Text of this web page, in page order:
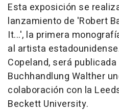
Esta exposición se
lanzamiento de 'Robert
It...', la primera
al artista
Copeland, será
Buchhandlung Walther
colaboración con la
Beckett University.